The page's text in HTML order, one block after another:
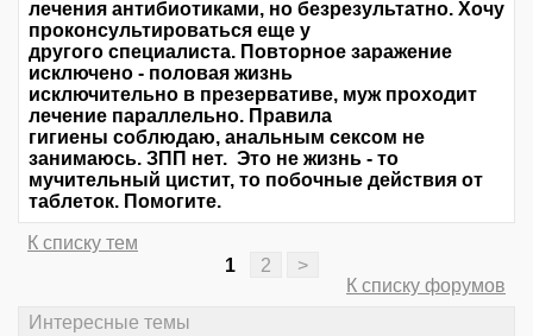
лечения антибиотиками, но безрезультатно. Хочу
проконсультироваться еще у
другого специалиста. Повторное заражение
исключено - половая жизнь
исключительно в презервативе, муж проходит
лечение параллельно. Правила
гигиены соблюдаю, анальным сексом не
занимаюсь. ЗПП нет. Это не жизнь - то
мучительный цистит, то побочные действия от
таблеток. Помогите.
К списку тем
1
2
>
К списку форумов
Интересные темы